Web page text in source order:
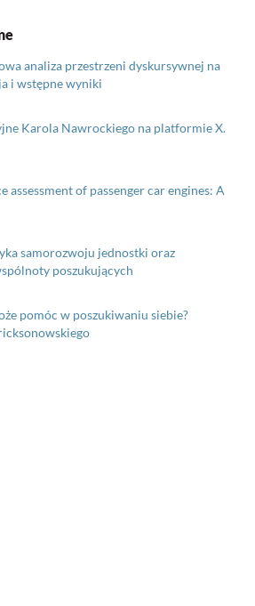
analiza przestrzeni dyskursywnej na
i wstępne wyniki
Karola Nawrockiego na platformie X.
assessment of passenger car engines: A
samorozwoju jednostki oraz
poszukujących
pomóc w poszukiwaniu siebie?